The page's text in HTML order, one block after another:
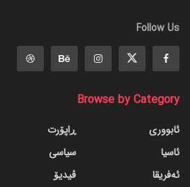
Follow Us
Browse by Category
ئابووری
ئاسیا
ئەفریقا
ڕاپۆرت
سیاسی
ڤیدیۆ